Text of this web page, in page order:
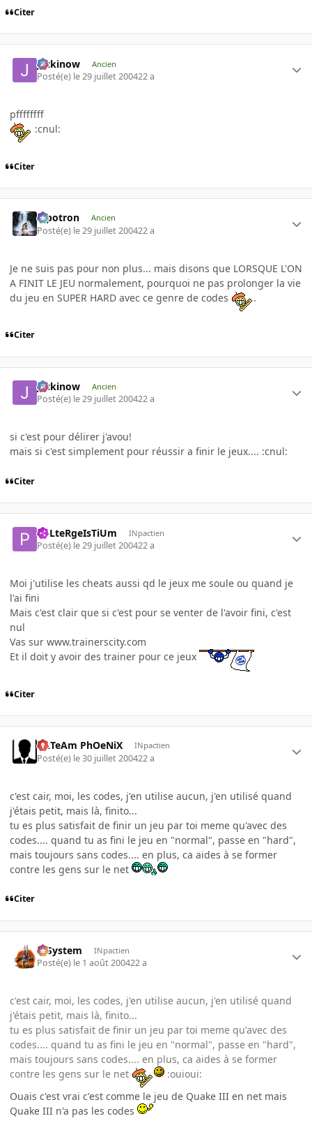
Citer
jackinow Ancien
Posté(e) le 29 juillet 200422 a
pffffffff
:cnul:
Citer
Pipotron Ancien
Posté(e) le 29 juillet 200422 a
Je ne suis pas pour non plus... mais disons que LORSQUE L'ON
A FINIT LE JEU normalement, pourquoi ne pas prolonger la vie
du jeu en SUPER HARD avec ce genre de codes
.
Citer
jackinow Ancien
Posté(e) le 29 juillet 200422 a
si c'est pour délirer j'avou!
mais si c'est simplement pour réussir a finir le jeux.... :cnul:
Citer
PoLteRgeIsTiUm INpactien
Posté(e) le 29 juillet 200422 a
Moi j'utilise les cheats aussi qd le jeux me soule ou quand je
l'ai fini
Mais c'est clair que si c'est pour se venter de l'avoir fini, c'est
nul
Vas sur www.trainerscity.com
Et il doit y avoir des trainer pour ce jeux
Citer
ULTeAm PhOeNiX INpactien
Posté(e) le 30 juillet 200422 a
c'est cair, moi, les codes, j'en utilise aucun, j'en utilisé quand
j'étais petit, mais là, finito...
tu es plus satisfait de finir un jeu par toi meme qu'avec des
codes.... quand tu as fini le jeu en "normal", passe en "hard",
mais toujours sans codes.... en plus, ca aides à se former
contre les gens sur le net
Citer
X-System INpactien
Posté(e) le 1 août 200422 a
c'est cair, moi, les codes, j'en utilise aucun, j'en utilisé quand
j'étais petit, mais là, finito...
tu es plus satisfait de finir un jeu par toi meme qu'avec des
codes.... quand tu as fini le jeu en "normal", passe en "hard",
mais toujours sans codes.... en plus, ca aides à se former
contre les gens sur le net
:ouioui:
Ouais c'est vrai c'est comme le jeu de Quake III en net mais
Quake III n'a pas les codes